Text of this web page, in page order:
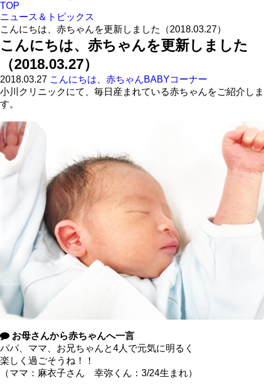
TOP
ニュース＆トピックス
こんにちは、赤ちゃんを更新しました（2018.03.27）
こんにちは、赤ちゃんを更新しました
（2018.03.27）
2018.03.27 こんにちは、赤ちゃんBABYコーナー
小川クリニックにて、毎日産まれている赤ちゃんをご紹介しま
す。
お母さんから赤ちゃんへ一言
パパ、ママ、お兄ちゃんと4人で元気に明るく
楽しく過ごそうね！！
（ママ：麻衣子さん 幸弥くん：3/24生まれ）